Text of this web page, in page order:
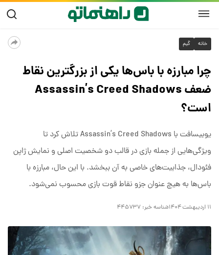
خانه گیم
چرا مبارزه با باس‌ها یکی از بزرگترین نقاط
ضعف Assassin’s Creed Shadows
است؟
یوبیسافت با Assassin’s Creed Shadows تلاش کرد تا
ویژگی‌هایی از جمله بازی در قالب دو شخصیت اصلی و نمایش ژاپن
فئودال، جذابیت‌های خاصی به آن ببخشد. با این حال، مبارزه با
باس‌ها به هیچ عنوان جزو نقاط قوت بازی محسوب نمی‌شود.
۱۱ اردیبهشت ۱۴۰۴ شناسه خبر: ۴۴۵۷۳۷